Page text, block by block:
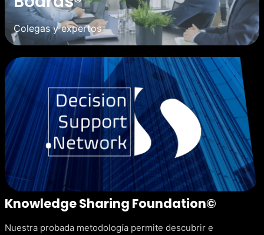
Colegas y expertos
Knowledge Sharing Foundation©
Nuestra probada metodología permite descubrir e